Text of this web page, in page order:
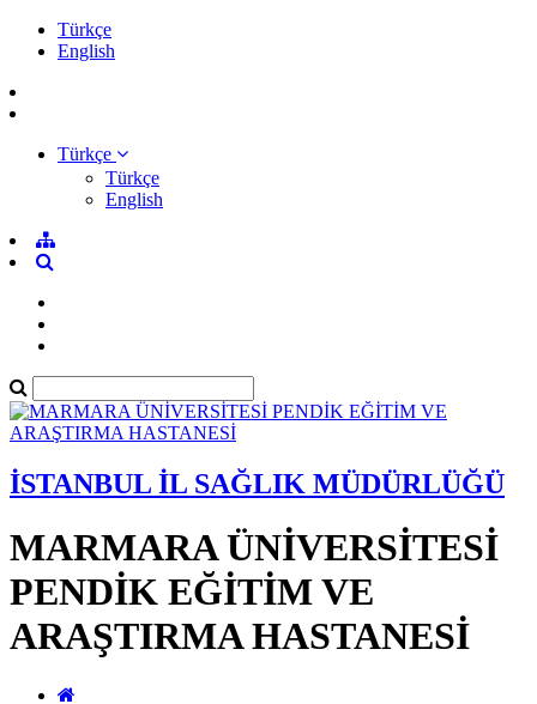
Türkçe
English
Türkçe
Türkçe
English
İSTANBUL İL SAĞLIK MÜDÜRLÜĞÜ
MARMARA ÜNİVERSİTESİ
PENDİK EĞİTİM VE
ARAŞTIRMA HASTANESİ